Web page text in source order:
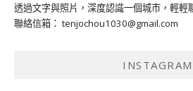
透過文字與照片，深度認識一個城市，輕輕
聯絡信箱： tenjochou1030@gmail.com
INSTAGRAM